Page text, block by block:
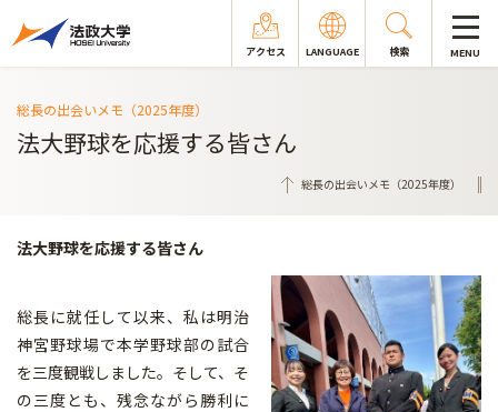
アクセス LANGUAGE 検索 MENU
総長の出会いメモ（2025年度）
法大野球を応援する皆さん
総長の出会いメモ（2025年度）
法大野球を応援する皆さん
総長に就任して以来、私は明治
神宮野球場で本学野球部の試合
を三度観戦しました。そして、そ
の三度とも、残念ながら勝利に